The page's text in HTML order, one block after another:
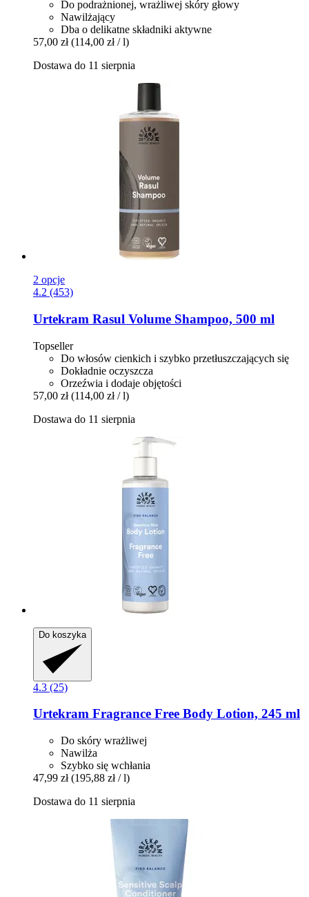
Do podrażnionej, wrażliwej skóry głowy
Nawilżający
Dba o delikatne składniki aktywne
57,00 zł (114,00 zł / l)
Dostawa do 11 sierpnia
2 opcje
4.2 (453)
Urtekram Rasul Volume Shampoo, 500 ml
Topseller
Do włosów cienkich i szybko przetłuszczających się
Dokładnie oczyszcza
Orzeźwia i dodaje objętości
57,00 zł (114,00 zł / l)
Dostawa do 11 sierpnia
Do koszyka
4.3 (25)
Urtekram Fragrance Free Body Lotion, 245 ml
Do skóry wrażliwej
Nawilża
Szybko się wchłania
47,99 zł (195,88 zł / l)
Dostawa do 11 sierpnia